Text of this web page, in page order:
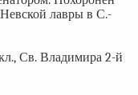
лавры в С.-
Св. Владимира 2-й